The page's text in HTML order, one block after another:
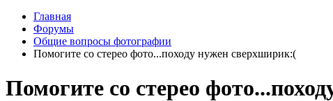
Главная
Форумы
Общие вопросы фотографии
Помогите со стерео фото...походу нужен сверхширик:(
Помогите со стерео